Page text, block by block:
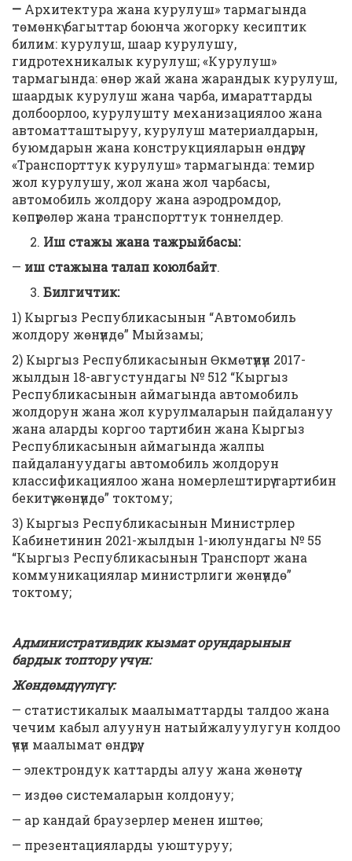
— Архитектура жана курулуш» тармагында
төмөнкү багыттар боюнча жогорку кесиптик
билим: курулуш, шаар курулушу,
гидротехникалык курулуш; «Курулуш»
тармагында: өнөр жай жана жарандык курулуш,
шаардык курулуш жана чарба, имараттарды
долбоорлоо, курулушту механизациялоо жана
автоматташтыруу, курулуш материалдарын,
буюмдарын жана конструкцияларын өндүрүү;
«Транспорттук курулуш» тармагында: темир
жол курулушу, жол жана жол чарбасы,
автомобиль жолдору жана аэродромдор,
көпүрөлөр жана транспорттук тоннелдер.
Иш стажы жана тажрыйбасы:
— иш стажына талап коюлбайт.
Билгичтик:
1) Кыргыз Республикасынын “Автомобиль
жолдору жөнүндө” Мыйзамы;
2) Кыргыз Республикасынын Өкмөтүнүн 2017-
жылдын 18-августундагы № 512 “Кыргыз
Республикасынын аймагында автомобиль
жолдорун жана жол курулмаларын пайдалануу
жана аларды коргоо тартибин жана Кыргыз
Республикасынын аймагында жалпы
пайдалануудагы автомобиль жолдорун
классификациялоо жана номерлештирүү тартибин
бекитүү жөнүндө” токтому;
3) Кыргыз Республикасынын Министрлер
Кабинетинин 2021-жылдын 1-июлундагы № 55
“Кыргыз Республикасынын Транспорт жана
коммуникациялар министрлиги жөнүндө”
токтому;
Административдик кызмат орундарынын
бардык топтору үчүн:
Жөндөмдүүлүгү:
— статистикалык маалыматтарды талдоо жана
чечим кабыл алуунун натыйжалуулугун колдоо
үчүн маалымат өндүрүү;
— электрондук каттарды алуу жана жөнөтүү;
— издөө системаларын колдонуу;
— ар кандай браузерлер менен иштөө;
— презентацияларды уюштуруу;